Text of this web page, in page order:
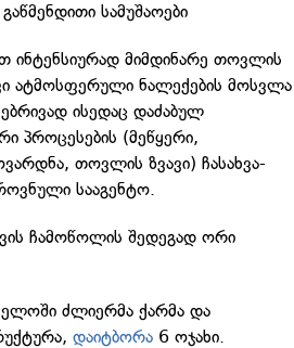
სამუშაოები
ინტენსიურად მიმდინარე თოვლის
ატმოსფერული ნალექების მოსვლა
ისედაც დაძაბულ
პროცესების (მეწყერი,
თოვლის ზვავი) ჩასახვა-
სააგენტო.
ჩამოწოლის შედეგად ორი
ძლიერმა ქარმა და
დაიტბორა 6 ოჯახი.